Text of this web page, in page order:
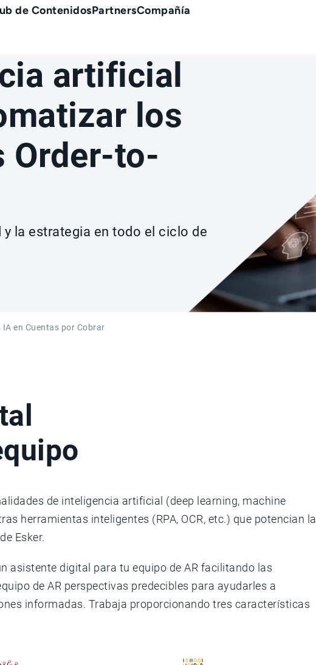
de ContenidosPartnersCompañía
artificial
los
Order-to-
la estrategia en todo el ciclo de
IA en Cuentas por Cobrar
de inteligencia artificial (deep learning, machine
herramientas inteligentes (RPA, OCR, etc.) que potencian la
Esker.
asistente digital para tu equipo de AR facilitando las
de AR perspectivas predecibles para ayudarles a
informadas. Trabaja proporcionando tres características